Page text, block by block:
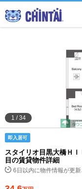
1 /34
即入居可
スタイリオ目黒大橋Ｈ
目の賃貸物件詳細
6日以内に物件情報が更